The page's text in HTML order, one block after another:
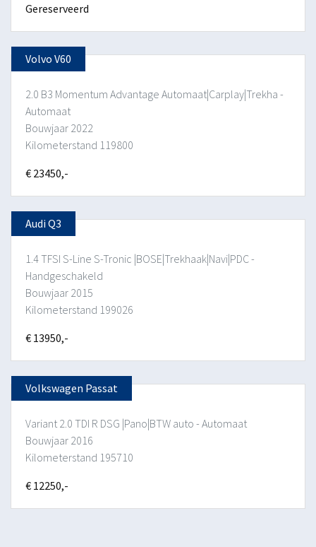
Gereserveerd
Volvo V60
2.0 B3 Momentum Advantage Automaat|Carplay|Trekha -
Automaat
Bouwjaar 2022
Kilometerstand 119800
€ 23450,-
Audi Q3
1.4 TFSI S-Line S-Tronic |BOSE|Trekhaak|Navi|PDC -
Handgeschakeld
Bouwjaar 2015
Kilometerstand 199026
€ 13950,-
Volkswagen Passat
Variant 2.0 TDI R DSG |Pano|BTW auto - Automaat
Bouwjaar 2016
Kilometerstand 195710
€ 12250,-